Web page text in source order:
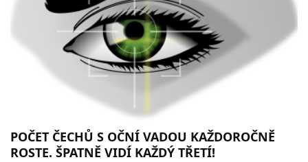
POČET ČECHŮ S OČNÍ VADOU KAŽDOROČNĚ
ROSTE. ŠPATNĚ VIDÍ KAŽDÝ TŘETÍ!